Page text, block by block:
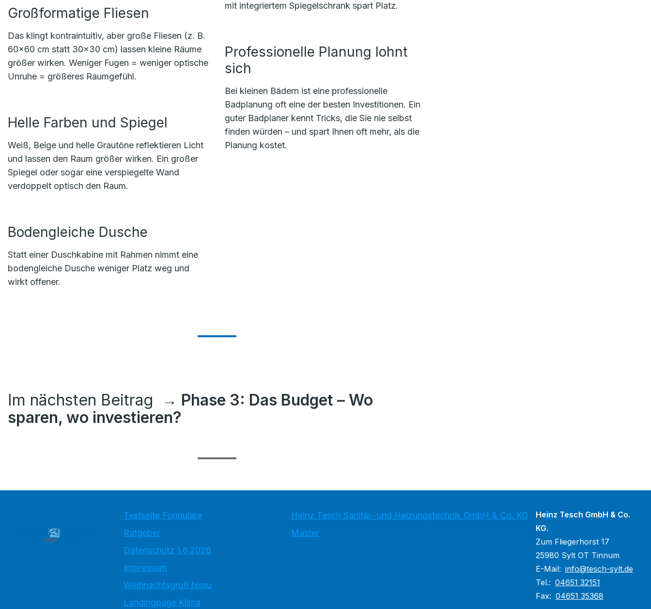
Großformatige Fliesen
Das klingt kontraintuitiv, aber große Fliesen (z. B.
60×60 cm statt 30×30 cm) lassen kleine Räume
größer wirken. Weniger Fugen = weniger optische
Unruhe = größeres Raumgefühl.
Helle Farben und Spiegel
Weiß, Beige und helle Grautöne reflektieren Licht
und lassen den Raum größer wirken. Ein großer
Spiegel oder sogar eine verspiegelte Wand
verdoppelt optisch den Raum.
Bodengleiche Dusche
Statt einer Duschkabine mit Rahmen nimmt eine
bodengleiche Dusche weniger Platz weg und
wirkt offener.
mit integriertem Spiegelschrank spart Platz.
Professionelle Planung lohnt
sich
Bei kleinen Bädern ist eine professionelle
Badplanung oft eine der besten Investitionen. Ein
guter Badplaner kennt Tricks, die Sie nie selbst
finden würden – und spart Ihnen oft mehr, als die
Planung kostet.
Im nächsten Beitrag
→ Phase 3: Das Budget – Wo
sparen, wo investieren?
Testseite Formulare
Ratgeber
Datenschutz 1.6.2026
Impressum
Weihnachtsgruß hissu
Landingpage Klima
Heinz Tesch Sanitär- und Heizungstechnik GmbH & Co. KG
Master
Heinz Tesch GmbH & Co.
KG.
Zum Fliegerhorst 17
25980 Sylt OT Tinnum
E-Mail: info@tesch-sylt.de
Tel.: 04651 32151
Fax: 04651 35368